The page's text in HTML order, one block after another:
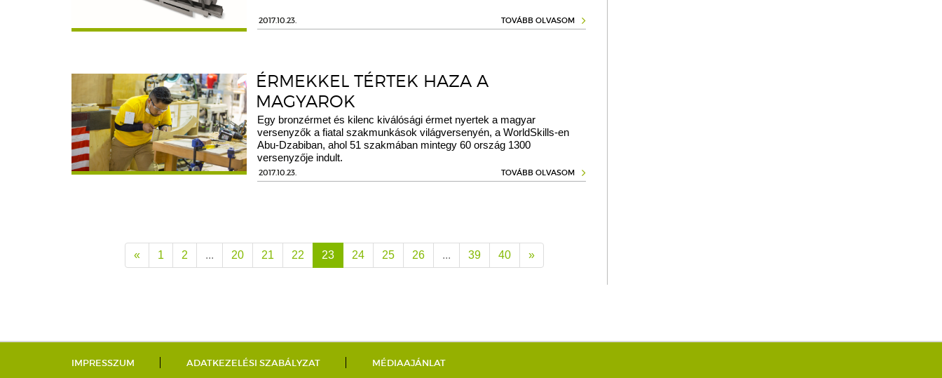
2017.10.23. TOVÁBB OLVASOM
ÉRMEKKEL TÉRTEK HAZA A
MAGYAROK
Egy bronzérmet és kilenc kiválósági érmet nyertek a magyar
versenyzők a fiatal szakmunkások világversenyén, a WorldSkills-en
Abu-Dzabiban, ahol 51 szakmában mintegy 60 ország 1300
versenyzője indult.
2017.10.23. TOVÁBB OLVASOM
« 1 2 ... 20 21 22 23 24 25 26 ... 39 40 »
IMPRESSZUM ADATKEZELÉSI SZABÁLYZAT MÉDIAAJÁNLAT